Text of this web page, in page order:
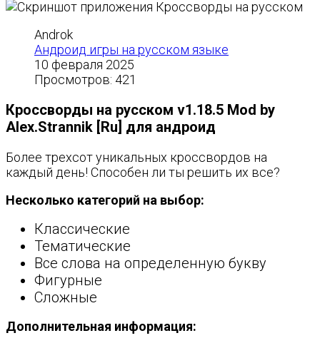
Androk
Андроид игры на русском языке
10 февраля 2025
Просмотров: 421
Кроссворды на русском v1.18.5 Mod by
Alex.Strannik [Ru] для андроид
Более трехсот уникальных кроссвордов на
каждый день! Способен ли ты решить их все?
Несколько категорий на выбор:
Классические
Тематические
Все слова на определенную букву
Фигурные
Сложные
Дополнительная информация: